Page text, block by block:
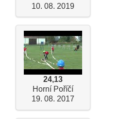
10. 08. 2019
24,13
Horní Poříčí
19. 08. 2017